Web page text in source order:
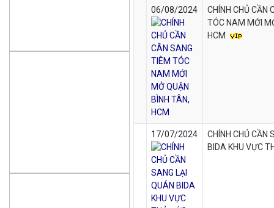
06/08/2024
CHÍNH CHỦ CẦN
TÓC NAM MỚI
HCM
17/07/2024
CHÍNH CHỦ CẦN
BIDA KHU VỰC